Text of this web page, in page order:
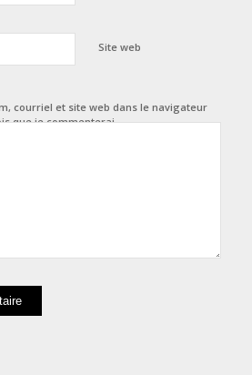
Site web
courriel et site web dans le navigateur
que je commenterai.